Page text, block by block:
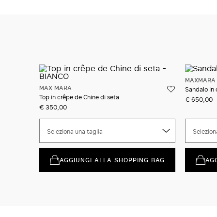
MAX MARA
Top in crêpe de Chine di seta
€ 350,00
Seleziona una taglia
AGGIUNGI ALLA SHOPPING BAG
MAXMARA
Sandalo in
€ 650,00